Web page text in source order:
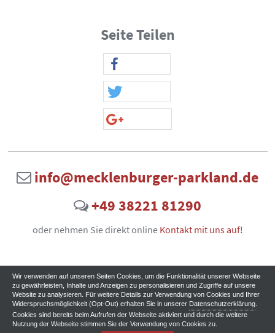
Seite Teilen
info@mecklenburger-parkland.de
+49 38221 81290
oder nehmen Sie direkt online Kontakt mit uns auf!
Wir verwenden auf unseren Seiten Cookies, um die Funktionalität unserer Webseite
zu gewährleisten, Inhalte und Anzeigen zu personalisieren und Zugriffe auf unsere
Website zu analysieren. Für weitere Details zur Verwendung von Cookies und Ihrer
Widerspruchsmöglichkeit (Opt-Out) erhalten Sie in unserer Datenschutzerklärung
Cookies sind bereits beim Aufrufen der Webseite aktiviert und durch die weitere
Nutzung der Webseite stimmen Sie der Verwendung von Cookies zu.